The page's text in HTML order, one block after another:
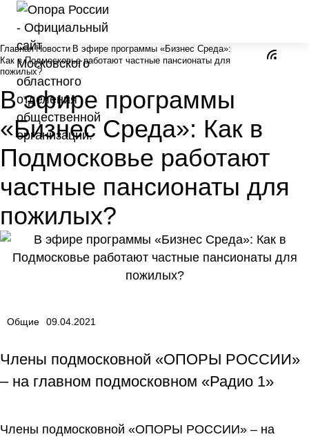
Главная Новости В эфире программы «Бизнес Среда»:
Как в Подмосковье работают частные пансионаты для
пожилых?
В эфире программы
«Бизнес Среда»: Как в
Подмосковье работают
частные пансионаты для
пожилых?
Общие 09.04.2021
Члены подмосковной «ОПОРЫ РОССИИ»
– на главном подмосковном «Радио 1»
Члены подмосковной «ОПОРЫ РОССИИ» – на